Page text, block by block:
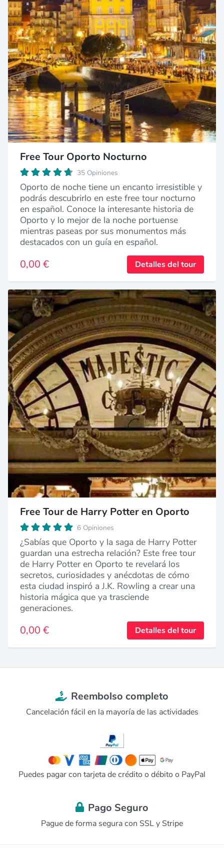
Free Tour Oporto Nocturno
35 Opiniones
Oporto de noche tiene un encanto irresistible y
podrás descubrirlo en este free tour nocturno
en español. Conoce la interesante historia de
Oporto y lo mejor de la noche portuense
mientras paseas por sus monumentos más
destacados con un guía en español.
0,00 € Detalles del tour
Free Tour de Harry Potter en Oporto
6 Opiniones
¿Sabías que Oporto y la saga de Harry Potter
guardan una estrecha relación? Este free tour
de Harry Potter en Oporto te revelará los
secretos, curiosidades y anécdotas de cómo
esta ciudad inspiró a J.K. Rowling a crear una
historia mágica que ya trasciende
generaciones.
0,00 € Detalles del tour
Reembolso completo
Cancelación fácil en la mayoría de las actividades
Puedes pagar con tarjeta de crédito o débito o PayPal
Pago Seguro
Pague de forma segura con SSL y Stripe